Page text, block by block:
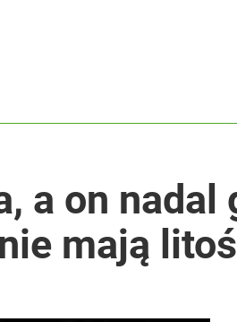
a on nadal
mają